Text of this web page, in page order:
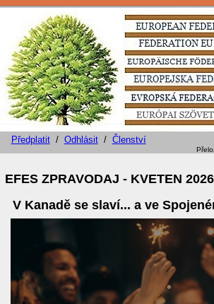
Předplatit/ Odhlásit/ Členství
Přeložil. Ing. Petr Navrátil - KSLP
EFES ZPRAVODAJ - KVETEN 2026
V Kanadě se slaví... a ve